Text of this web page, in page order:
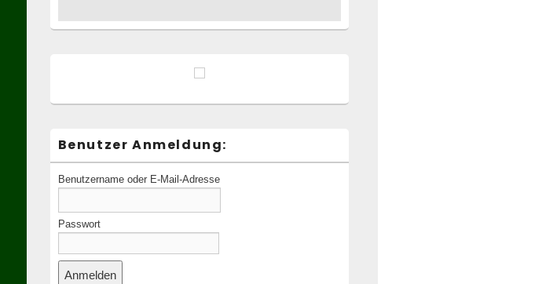
Benutzer Anmeldung:
Benutzername oder E-Mail-Adresse
Passwort